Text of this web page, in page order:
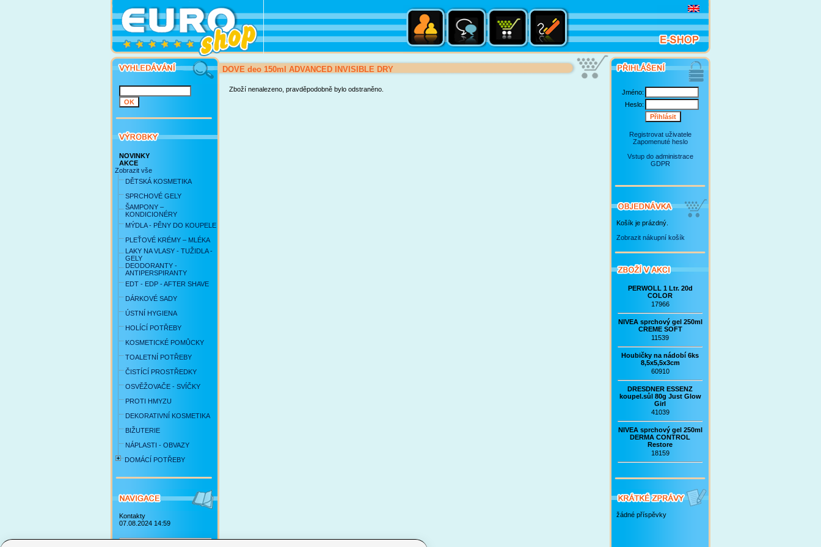
NOVINKY
AKCE
Zobrazit vše
DĚTSKÁ KOSMETIKA
SPRCHOVÉ GELY
ŠAMPONY –
KONDICIONÉRY
MÝDLA - PĚNY DO KOUPELE
PLEŤOVÉ KRÉMY – MLÉKA
LAKY NA VLASY - TUŽIDLA -
GELY
DEODORANTY -
ANTIPERSPIRANTY
EDT - EDP - AFTER SHAVE
DÁRKOVÉ SADY
ÚSTNÍ HYGIENA
HOLÍCÍ POTŘEBY
KOSMETICKÉ POMŮCKY
TOALETNÍ POTŘEBY
ČISTÍCÍ PROSTŘEDKY
OSVĚŽOVAČE - SVÍČKY
PROTI HMYZU
DEKORATIVNÍ KOSMETIKA
BIŽUTERIE
NÁPLASTI - OBVAZY
DOMÁCÍ POTŘEBY
Kontakty
07.08.2024 14:59
DOVE deo 150ml ADVANCED INVISIBLE DRY
Zboží nenalezeno, pravděpodobně bylo odstraněno.
Jméno:
Heslo:
Registrovat uživatele
Zapomenuté heslo
Vstup do administrace
GDPR
Košík je prázdný.
Zobrazit nákupní košík
PERWOLL 1 Ltr. 20d
COLOR
17966
NIVEA sprchový gel 250ml
CREME SOFT
11539
Houbičky na nádobí 6ks
8,5x5,5x3cm
60910
DRESDNER ESSENZ
koupel.sůl 80g Just Glow
Girl
41039
NIVEA sprchový gel 250ml
DERMA CONTROL
Restore
18159
žádné příspěvky